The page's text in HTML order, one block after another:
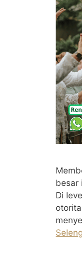
besar
Di